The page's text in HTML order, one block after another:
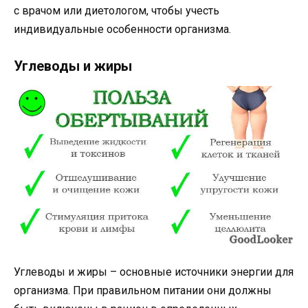
с врачом или диетологом, чтобы учесть
индивидуальные особенности организма.
Углеводы и жиры
Углеводы и жиры – основные источники энергии для
организма. При правильном питании они должны